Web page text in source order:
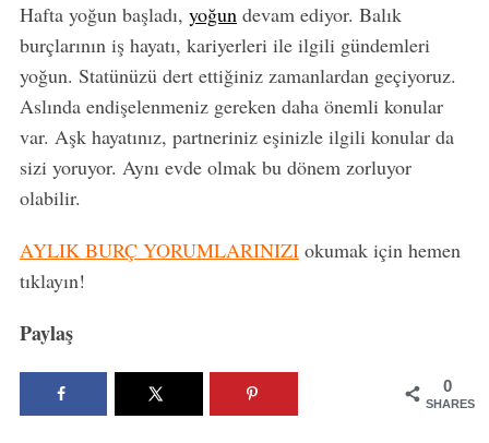
Hafta yoğun başladı, yoğundevam ediyor. Balık
burçlarının iş hayatı, kariyerleri ile ilgili gündemleri
yoğun. Statünüzü dert ettiğiniz zamanlardan geçiyoruz.
Aslında endişelenmeniz gereken daha önemli konular
var. Aşk hayatınız, partneriniz eşinizle ilgili konular da
sizi yoruyor. Aynı evde olmak bu dönem zorluyor
olabilir.
AYLIK BURÇ YORUMLARINIZIokumak için hemen
tıklayın!
Paylaş
0
SHARES